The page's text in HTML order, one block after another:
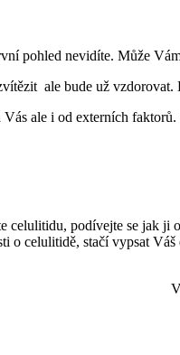
pohled nevidíte. Může
ale bude už vzdorovat.
ale i od externích faktorů.
celulitidu, podívejte se jak ji
o celulitidě, stačí vypsat